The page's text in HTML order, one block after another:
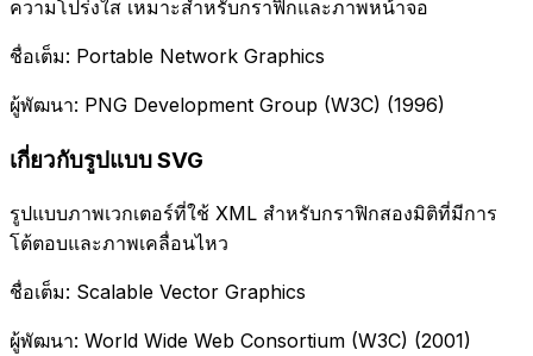
ความโปร่งใส เหมาะสำหรับกราฟิกและภาพหน้าจอ
ชื่อเต็ม: Portable Network Graphics
ผู้พัฒนา: PNG Development Group (W3C) (1996)
เกี่ยวกับรูปแบบ SVG
รูปแบบภาพเวกเตอร์ที่ใช้ XML สำหรับกราฟิกสองมิติที่มีการ
โต้ตอบและภาพเคลื่อนไหว
ชื่อเต็ม: Scalable Vector Graphics
ผู้พัฒนา: World Wide Web Consortium (W3C) (2001)